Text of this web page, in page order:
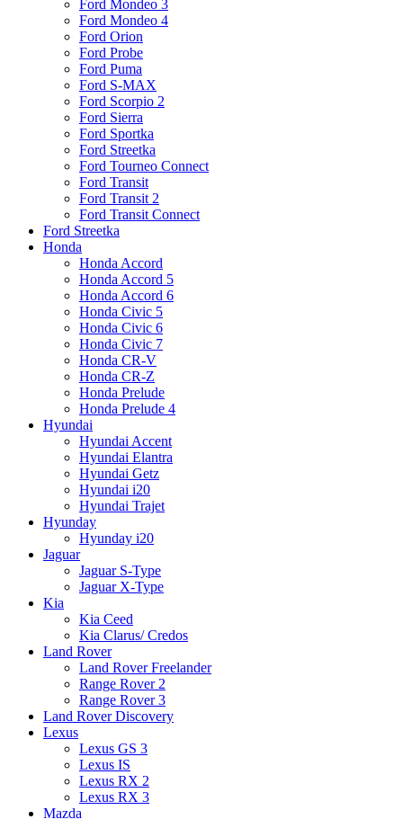
Ford Mondeo 3
Ford Mondeo 4
Ford Orion
Ford Probe
Ford Puma
Ford S-MAX
Ford Scorpio 2
Ford Sierra
Ford Sportka
Ford Streetka
Ford Tourneo Connect
Ford Transit
Ford Transit 2
Ford Transit Connect
Ford Streetka
Honda
Honda Accord
Honda Accord 5
Honda Accord 6
Honda Civic 5
Honda Civic 6
Honda Civic 7
Honda CR-V
Honda CR-Z
Honda Prelude
Honda Prelude 4
Hyundai
Hyundai Accent
Hyundai Elantra
Hyundai Getz
Hyundai i20
Hyundai Trajet
Hyunday
Hyunday i20
Jaguar
Jaguar S-Type
Jaguar X-Type
Kia
Kia Ceed
Kia Clarus/ Credos
Land Rover
Land Rover Freelander
Range Rover 2
Range Rover 3
Land Rover Discovery
Lexus
Lexus GS 3
Lexus IS
Lexus RX 2
Lexus RX 3
Mazda